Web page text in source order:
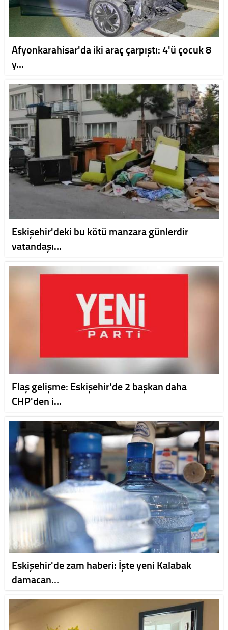
Afyonkarahisar'da iki araç çarpıştı: 4'ü çocuk 8
y…
Eskişehir'deki bu kötü manzara günlerdir
vatandaşı…
Flaş gelişme: Eskişehir'de 2 başkan daha
CHP'den i…
Eskişehir'de zam haberi: İşte yeni Kalabak
damacan…